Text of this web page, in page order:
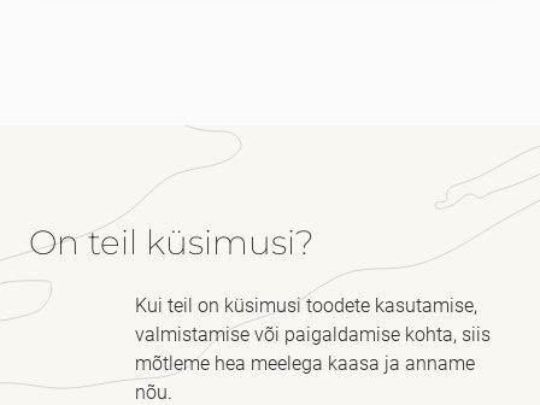
On teil küsimusi?
Kui teil on küsimusi toodete kasutamise,
valmistamise või paigaldamise kohta, siis
mõtleme hea meelega kaasa ja anname
nõu.